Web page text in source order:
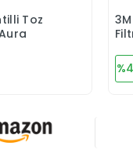
Ekle
Toz